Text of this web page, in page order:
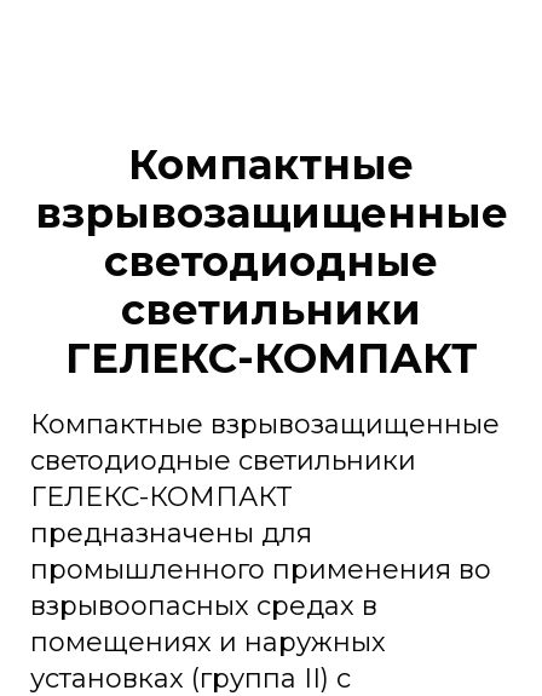
Компактные
взрывозащищенные
светодиодные
светильники
ГЕЛЕКС-КОМПАКТ
Компактные взрывозащищенные
светодиодные светильники
ГЕЛЕКС-КОМПАКТ
предназначены для
промышленного применения во
взрывоопасных средах в
помещениях и наружных
установках (группа II) с